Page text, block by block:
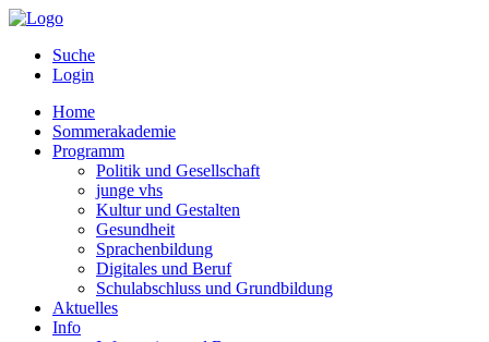
Suche
Login
Home
Sommerakademie
Programm
Politik und Gesellschaft
junge vhs
Kultur und Gestalten
Gesundheit
Sprachenbildung
Digitales und Beruf
Schulabschluss und Grundbildung
Aktuelles
Info